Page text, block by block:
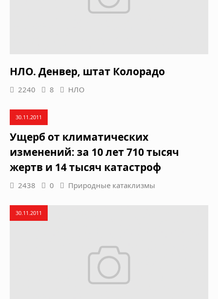
НЛО. Денвер, штат Колорадо
2240 8 НЛО
30.11.2011
Ущерб от климатических
изменений: за 10 лет 710 тысяч
жертв и 14 тысяч катастроф
2438 0 Природные катаклизмы
30.11.2011